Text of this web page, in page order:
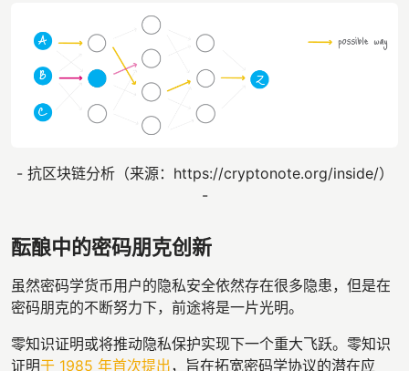
- 抗区块链分析（来源：https://cryptonote.org/inside/）
-
酝酿中的密码朋克创新
虽然密码学货币用户的隐私安全依然存在很多隐患，但是在
密码朋克的不断努力下，前途将是一片光明。
零知识证明或将推动隐私保护实现下一个重大飞跃。零知识
证明于 1985 年首次提出，旨在拓宽密码学协议的潜在应